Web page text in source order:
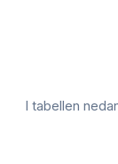
I tabellen